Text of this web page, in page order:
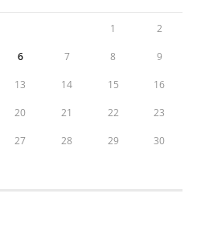
1 2
6 7 8 9
13 14 15 16
20 21 22 23
27 28 29 30